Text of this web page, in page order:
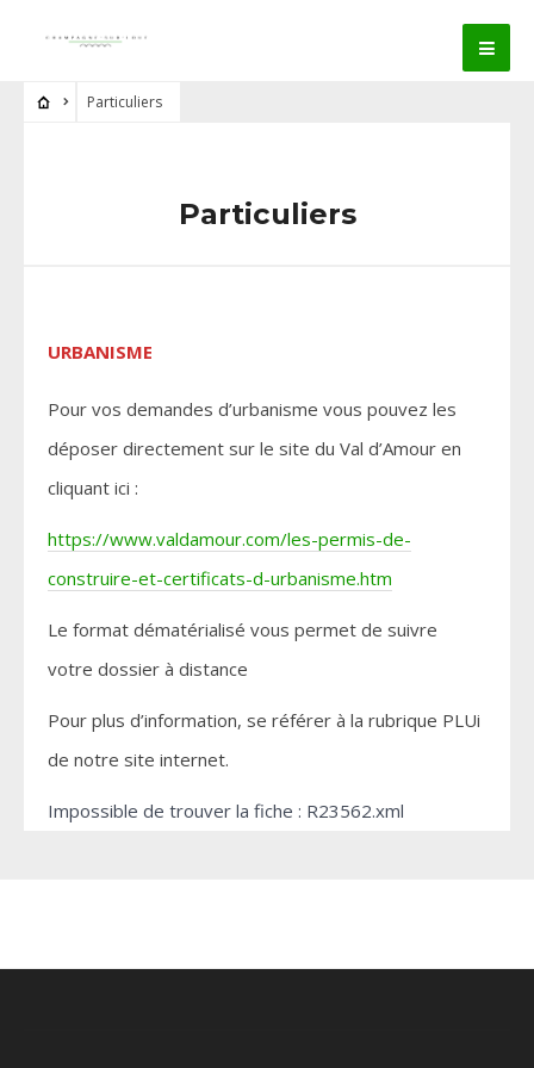
Particuliers
Particuliers
URBANISME
Pour vos demandes d’urbanisme vous pouvez les
déposer directement sur le site du Val d’Amour en
cliquant ici :
https://www.valdamour.com/les-permis-de-
construire-et-certificats-d-urbanisme.htm
Le format dématérialisé vous permet de suivre
votre dossier à distance
Pour plus d’information, se référer à la rubrique PLUi
de notre site internet.
Impossible de trouver la fiche : R23562.xml